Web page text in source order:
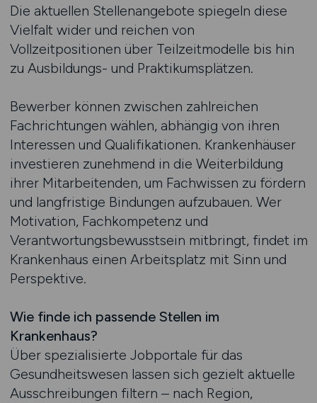
Die aktuellen Stellenangebote spiegeln diese
Vielfalt wider und reichen von
Vollzeitpositionen über Teilzeitmodelle bis hin
zu Ausbildungs- und Praktikumsplätzen.
Bewerber können zwischen zahlreichen
Fachrichtungen wählen, abhängig von ihren
Interessen und Qualifikationen. Krankenhäuser
investieren zunehmend in die Weiterbildung
ihrer Mitarbeitenden, um Fachwissen zu fördern
und langfristige Bindungen aufzubauen. Wer
Motivation, Fachkompetenz und
Verantwortungsbewusstsein mitbringt, findet im
Krankenhaus einen Arbeitsplatz mit Sinn und
Perspektive.
Wie finde ich passende Stellen im
Krankenhaus?
Über spezialisierte Jobportale für das
Gesundheitswesen lassen sich gezielt aktuelle
Ausschreibungen filtern – nach Region,